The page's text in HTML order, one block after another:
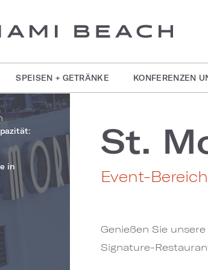
SPEISEN + GETRÄNKE KONFERENZEN
in
St.
Event-
Genießen Sie
Signature-